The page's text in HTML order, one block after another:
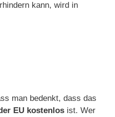
kann, wird in
man bedenkt, dass das
EU kostenlos ist. Wer